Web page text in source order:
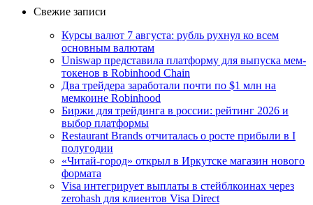
Свежие записи
Курсы валют 7 августа: рубль рухнул ко всем
основным валютам
Uniswap представила платформу для выпуска мем-
токенов в Robinhood Chain
Два трейдера заработали почти по $1 млн на
мемкоине Robinhood
Биржи для трейдинга в россии: рейтинг 2026 и
выбор платформы
Restaurant Brands отчиталась о росте прибыли в I
полугодии
«Читай-город» открыл в Иркутске магазин нового
формата
Visa интегрирует выплаты в стейблкоинах через
zerohash для клиентов Visa Direct